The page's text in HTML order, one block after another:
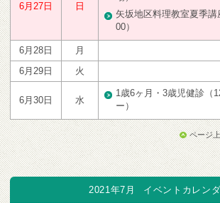
6月27日 日
矢坂地区料理教室夏季講
00）
6月28日
月
6月29日
火
6月30日 水
1歳6ヶ月・3歳児健診（
ー）
ページ
2021年7月 イベントカレン